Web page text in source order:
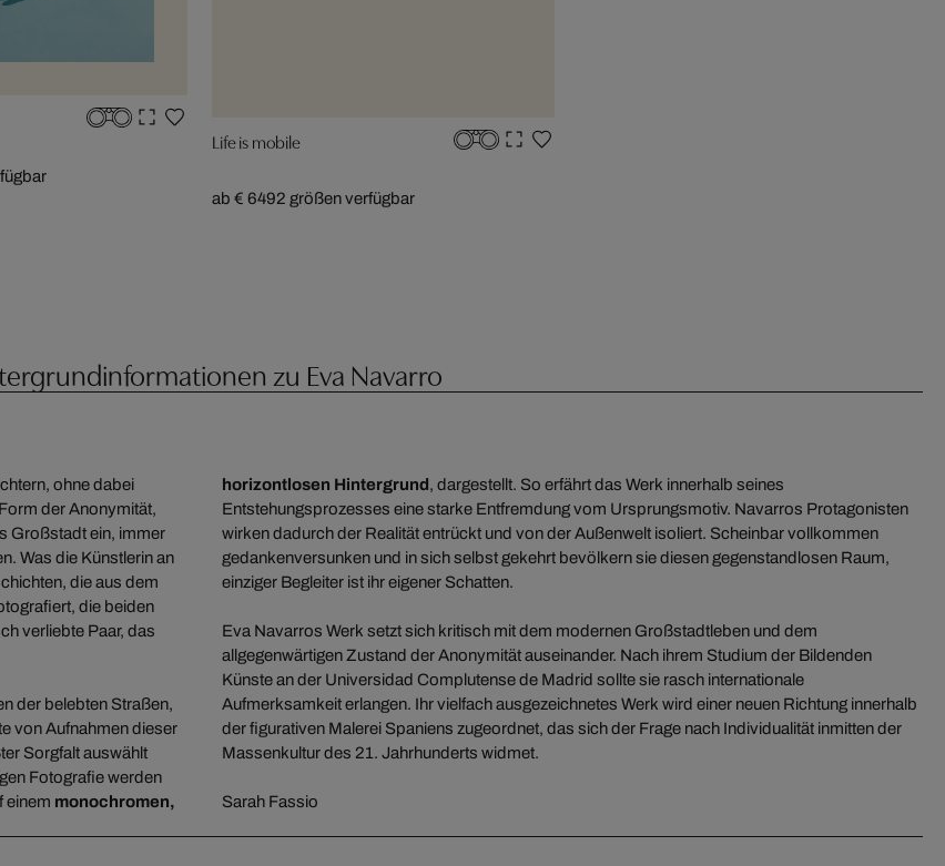
Life is mobile
ab € 6492 größen verfügbar
zu Eva Navarro
ohne dabei
der Anonymität,
Großstadt ein, immer
Was die Künstlerin an
die aus dem
die beiden
verliebte Paar, das
der belebten Straßen,
von Aufnahmen dieser
Sorgfalt auswählt
Fotografie werden
einem monochromen,
horizontlosen Hintergrund, dargestellt. So erfährt das Werk innerhalb seines
Entstehungsprozesses eine starke Entfremdung vom Ursprungsmotiv. Navarros Protagonisten
wirken dadurch der Realität entrückt und von der Außenwelt isoliert. Scheinbar vollkommen
gedankenversunken und in sich selbst gekehrt bevölkern sie diesen gegenstandlosen Raum,
einziger Begleiter ist ihr eigener Schatten.
Eva Navarros Werk setzt sich kritisch mit dem modernen Großstadtleben und dem
allgegenwärtigen Zustand der Anonymität auseinander. Nach ihrem Studium der Bildenden
Künste an der Universidad Complutense de Madrid sollte sie rasch internationale
Aufmerksamkeit erlangen. Ihr vielfach ausgezeichnetes Werk wird einer neuen Richtung innerhalb
der figurativen Malerei Spaniens zugeordnet, das sich der Frage nach Individualität inmitten der
Massenkultur des 21. Jahrhunderts widmet.
Sarah Fassio